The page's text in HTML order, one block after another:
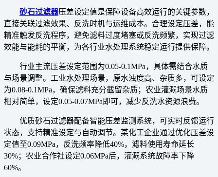
砂石过滤器压差设定值是保障设备高效运行的关键参数，
直接关联过滤效果、反洗时机与运维成本。合理设定压差，能
精准触发反洗程序，避免滤料过度堵塞或反洗频繁，实现过滤
效能与能耗的平衡，为各行业水处理系统稳定运行提供保障。
行业主流压差设定范围为0.05-0.1MPa，具体需结合水质
与场景调整。工业水处理场景，原水浊度高、杂质多，可设定
为0.08-0.1MPa，确保滤料充分截留杂质；农业灌溉场景水质
相对简单，设定0.05-0.07MPa即可，减少反洗水资源浪费。
优质砂石过滤器配备智能压差监测系统，可实时反馈运行
状态，支持精准设定与自动调节。某化工企业通过优化压差设
定值至0.09MPa，反洗频率降低40%，滤料使用寿命延长
30%；农业合作社设定0.06MPa后，灌溉系统故障率下降
60%。